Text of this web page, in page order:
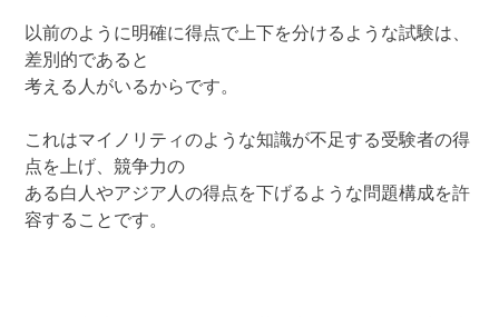
以前のように明確に得点で上下を分けるような試験は、
差別的であると
考える人がいるからです。
これはマイノリティのような知識が不足する受験者の得
点を上げ、競争力の
ある白人やアジア人の得点を下げるような問題構成を許
容することです。